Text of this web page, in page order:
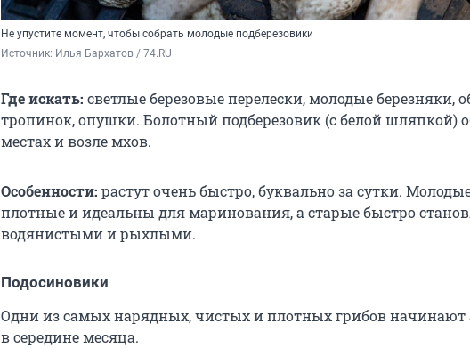
Не упустите момент, чтобы собрать молодые подберезовики
Источник: Илья Бархатов / 74.RU
Где искать: светлые березовые перелески, молодые березняки,
тропинок, опушки. Болотный подберезовик (с белой шляпкой)
местах и возле мхов.
Особенности: растут очень быстро, буквально за сутки.
плотные и идеальны для маринования, а старые быстро
водянистыми и рыхлыми.
Подосиновики
Одни из самых нарядных, чистых и плотных грибов начинают
в середине месяца.